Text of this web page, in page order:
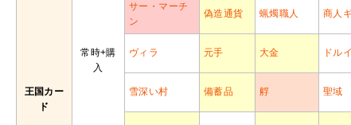
王国カー
ド
常時+購
入
サー・マーチ
ン
偽造通貨 蝋燭職人 商人
ヴィラ 元手 大金 ドル
雪深い村 備蓄品 艀 聖域